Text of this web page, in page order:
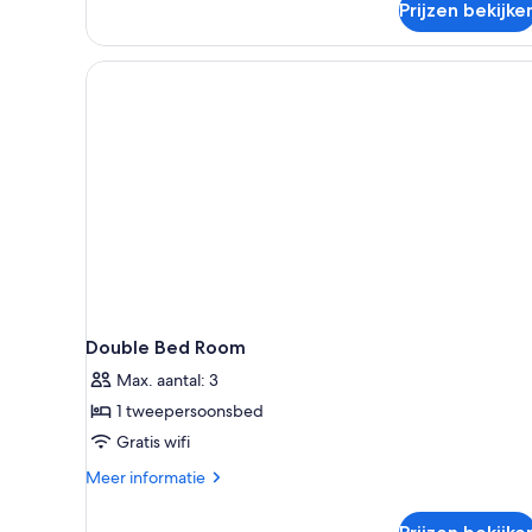
mindervaliden,
niet-
roken
Prijzen
Double Bed Room
Max. aantal: 3
1 tweepersoonsbed
Gratis wifi
Meer informatie
Meer